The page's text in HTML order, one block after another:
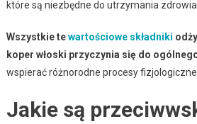
które są niezbędne do utrzymania zdrowia.
Wszystkie tewartościowe składniki
koper włoski przyczynia się do
wspierać różnorodne procesy
Jakie są